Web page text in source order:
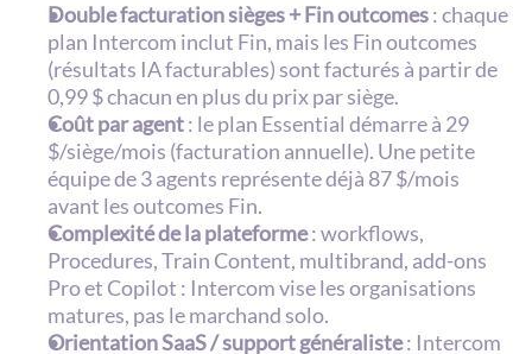
Double facturation sièges + Fin outcomes : chaque
plan Intercom inclut Fin, mais les Fin outcomes
(résultats IA facturables) sont facturés à partir de
0,99 $ chacun en plus du prix par siège.
Coût par agent : le plan Essential démarre à 29
$/siège/mois (facturation annuelle). Une petite
équipe de 3 agents représente déjà 87 $/mois
avant les outcomes Fin.
Complexité de la plateforme : workflows,
Procedures, Train Content, multibrand, add-ons
Pro et Copilot : Intercom vise les organisations
matures, pas le marchand solo.
Orientation SaaS / support généraliste : Intercom